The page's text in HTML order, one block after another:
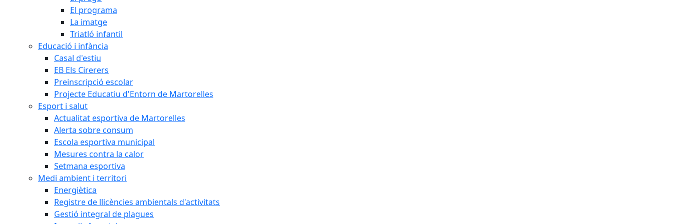
El programa
La imatge
Triatló infantil
Educació i infància
Casal d'estiu
EB Els Cirerers
Preinscripció escolar
Projecte Educatiu d'Entorn de Martorelles
Esport i salut
Actualitat esportiva de Martorelles
Alerta sobre consum
Escola esportiva municipal
Mesures contra la calor
Setmana esportiva
Medi ambient i territori
Energiètica
Registre de llicències ambientals d'activitats
Gestió integral de plagues